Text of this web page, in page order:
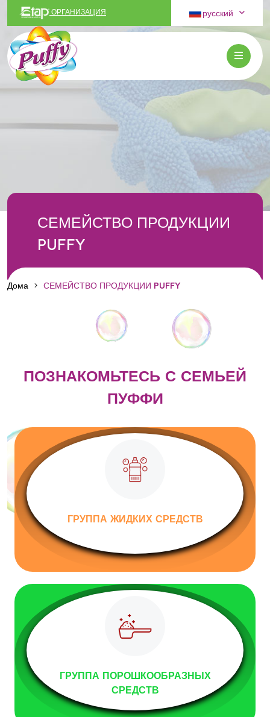
ОРГАНИЗАЦИЯ русский
СЕМЕЙСТВО ПРОДУКЦИИ
PUFFY
Дома СЕМЕЙСТВО ПРОДУКЦИИ PUFFY
ПОЗНАКОМЬТЕСЬ С СЕМЬЕЙ
ПУФФИ
ГРУППА ЖИДКИХ СРЕДСТВ
ГРУППА ПОРОШКООБРАЗНЫХ
СРЕДСТВ